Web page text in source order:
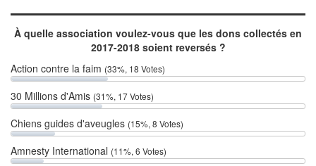
À quelle association voulez-vous que les dons collectés en
2017-2018 soient reversés ?
Action contre la faim (33%, 18 Votes)
30 Millions d'Amis (31%, 17 Votes)
Chiens guides d'aveugles (15%, 8 Votes)
Amnesty International (11%, 6 Votes)